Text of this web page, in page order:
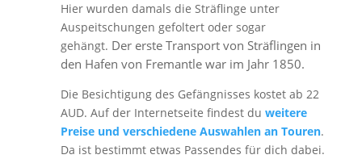
Hier wurden damals die Sträflinge unter
Auspeitschungen gefoltert oder sogar
gehängt. Der erste Transport von Sträflingen in
den Hafen von Fremantle war im Jahr 1850.
Die Besichtigung des Gefängnisses kostet ab 22
AUD. Auf der Internetseite findest du weitere
Preise und verschiedene Auswahlen an Touren.
Da ist bestimmt etwas Passendes für dich dabei.